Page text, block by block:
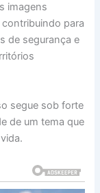
imagens
para
de segurança e
segue sob forte
de um tema que